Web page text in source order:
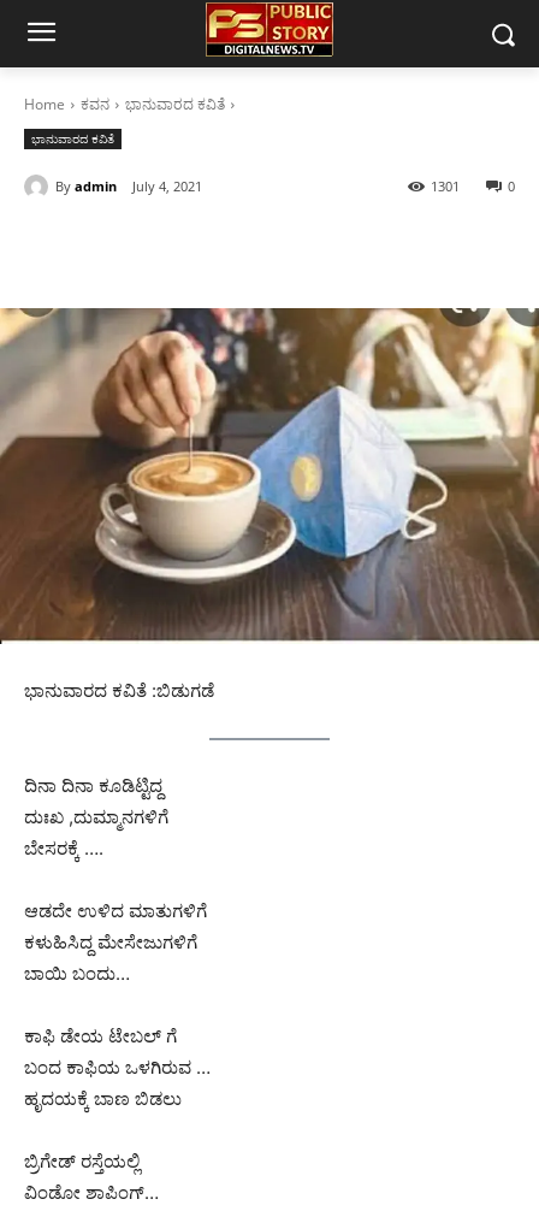
Home ಕವನ ಭಾನುವಾರದ ಕವಿತೆ
ಭಾನುವಾರದ ಕವಿತೆ
By admin July 4, 2021 0
1301
ಭಾನುವಾರದ ಕವಿತೆ :ಬಿಡುಗಡೆ
ದಿನಾ ದಿನಾ ಕೂಡಿಟ್ಟಿದ್ದ
ದುಃಖ ,ದುಮ್ಮಾನಗಳಿಗೆ
ಬೇಸರಕ್ಕೆ ….
ಆಡದೇ ಉಳಿದ ಮಾತುಗಳಿಗೆ
ಕಳುಹಿಸಿದ್ದ ಮೇಸೇಜುಗಳಿಗೆ
ಬಾಯಿ ಬಂದು…
ಕಾಫಿ ಡೇಯ ಟೇಬಲ್ ಗೆ
ಬಂದ ಕಾಫಿಯ ಒಳಗಿರುವ …
ಹೃದಯಕ್ಕೆ ಬಾಣ ಬಿಡಲು
ಬ್ರಿಗೇಡ್ ರಸ್ತೆಯಲ್ಲಿ
ವಿಂಡೋ ಶಾಪಿಂಗ್…